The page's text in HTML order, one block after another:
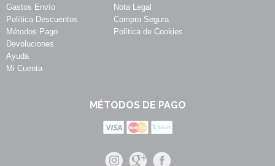
Gastos Envío
Política Descuentos
Métodos Pago
Devoluciones
Ayuda
Mi Cuenta
Nota Legal
Compra Segura
Política de Cookies
MÉTODOS DE PAGO